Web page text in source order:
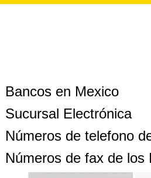
Bancos en Mexico
Sucursal Electrónica
Números de telefono
Números de fax de los